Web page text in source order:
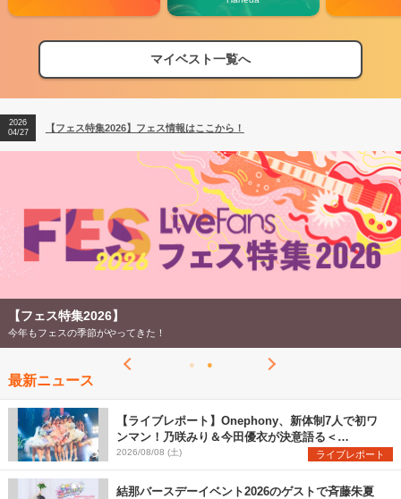
マイベスト一覧へ
【フェス特集2026】フェス情報はここから！
【ライブ動員ランキング】2026年上半期編発表！
2026
04/27
【フェス特集2026】フェス情報はここから！
2026
【ライブ動員ランキング】2026年上半期編発表！
【フェス特集2026】
今年もフェスの季節がやってきた！
最新ニュース
【ライブレポート】Onephony、新体制7人で初ワ
ンマン！乃咲みり＆今田優衣が決意語る＜
Onephony新体制1st Oneman Live はじまりの夏
＞
2026/08/08 (土) ライブレポート
結那バースデーイベント2026のゲストで斉藤朱夏